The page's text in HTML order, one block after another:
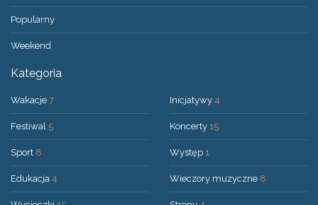
Popularny
Weekend
Kategoria
Wakacje 7
Festiwal 5
Sport 8
Edukacja 4
Inicjatywy 4
Koncerty 15
Występ 1
Wieczory muzyczne 8